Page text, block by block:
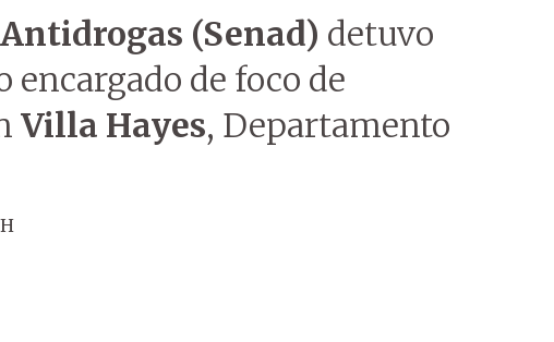
(Senad) detuvo
encargado de foco de
Villa Hayes, Departamento